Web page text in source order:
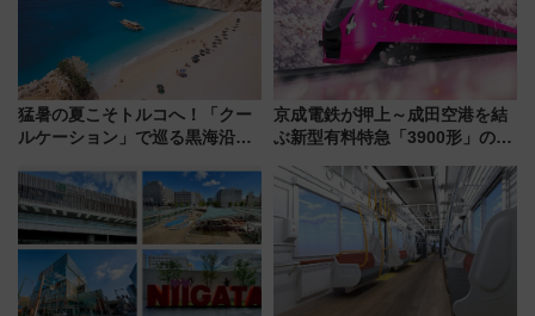
猛暑の夏こそトルコへ！「クー
ルケーション」で巡る黒海沿岸
連検索数が前年比237％増、ナ
ショジオも認める『2026年に訪
れるべき世界の旅先』
京成電鉄が押上～成田空港を結
ぶ新型有料特急「3900形」のコ
募集も実施